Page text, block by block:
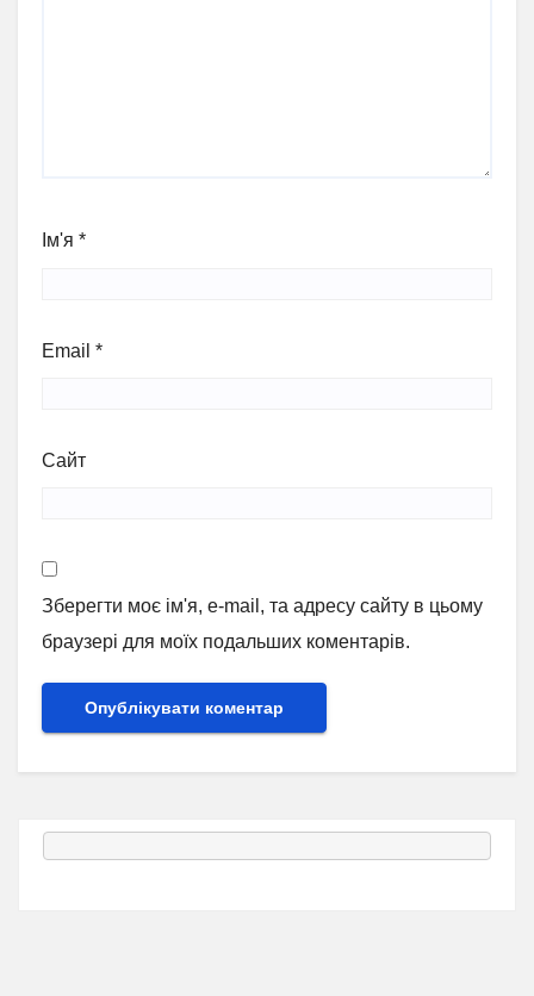
Ім'я *
Email *
Сайт
Зберегти моє ім'я, e-mail, та адресу сайту в цьому
браузері для моїх подальших коментарів.